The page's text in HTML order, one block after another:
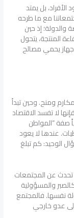
بل يمتد
مع ما طرحه
والدولة؛ إذ حين
المنتجة، يتحول
جهاز يحمي مصالح
ومنح. وحين تبدأ
لا تفسد الاقتصاد
صفة “المواطن
عندها لا يعود
الوحيد: كم تبلغ
تحدث عن المجتمعات
والمسؤولية
نفسها. فالمجتمع
عدو خارجي